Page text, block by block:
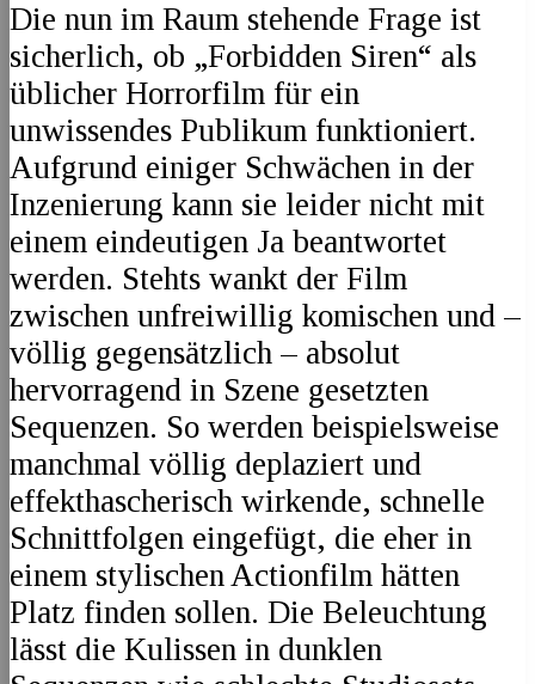
Die nun im Raum stehende Frage ist
sicherlich, ob „Forbidden Siren“ als
üblicher Horrorfilm für ein
unwissendes Publikum funktioniert.
Aufgrund einiger Schwächen in der
Inzenierung kann sie leider nicht mit
einem eindeutigen Ja beantwortet
werden. Stehts wankt der Film
zwischen unfreiwillig komischen und –
völlig gegensätzlich – absolut
hervorragend in Szene gesetzten
Sequenzen. So werden beispielsweise
manchmal völlig deplaziert und
effekthascherisch wirkende, schnelle
Schnittfolgen eingefügt, die eher in
einem stylischen Actionfilm hätten
Platz finden sollen. Die Beleuchtung
lässt die Kulissen in dunklen